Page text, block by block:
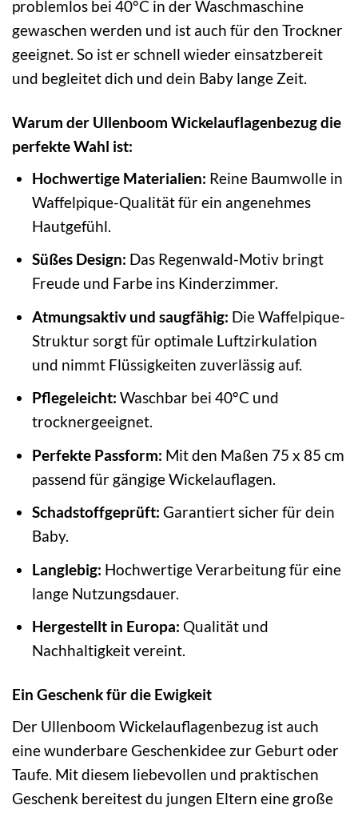
problemlos bei 40°C in der Waschmaschine
gewaschen werden und ist auch für den Trockner
geeignet. So ist er schnell wieder einsatzbereit
und begleitet dich und dein Baby lange Zeit.
Warum der Ullenboom Wickelauflagenbezug die
perfekte Wahl ist:
Hochwertige Materialien: Reine Baumwolle in
Waffelpique-Qualität für ein angenehmes
Hautgefühl.
Süßes Design: Das Regenwald-Motiv bringt
Freude und Farbe ins Kinderzimmer.
Atmungsaktiv und saugfähig: Die Waffelpique-
Struktur sorgt für optimale Luftzirkulation
und nimmt Flüssigkeiten zuverlässig auf.
Pflegeleicht: Waschbar bei 40°C und
trocknergeeignet.
Perfekte Passform: Mit den Maßen 75 x 85 cm
passend für gängige Wickelauflagen.
Schadstoffgeprüft: Garantiert sicher für dein
Baby.
Langlebig: Hochwertige Verarbeitung für eine
lange Nutzungsdauer.
Hergestellt in Europa: Qualität und
Nachhaltigkeit vereint.
Ein Geschenk für die Ewigkeit
Der Ullenboom Wickelauflagenbezug ist auch
eine wunderbare Geschenkidee zur Geburt oder
Taufe. Mit diesem liebevollen und praktischen
Geschenk bereitest du jungen Eltern eine große